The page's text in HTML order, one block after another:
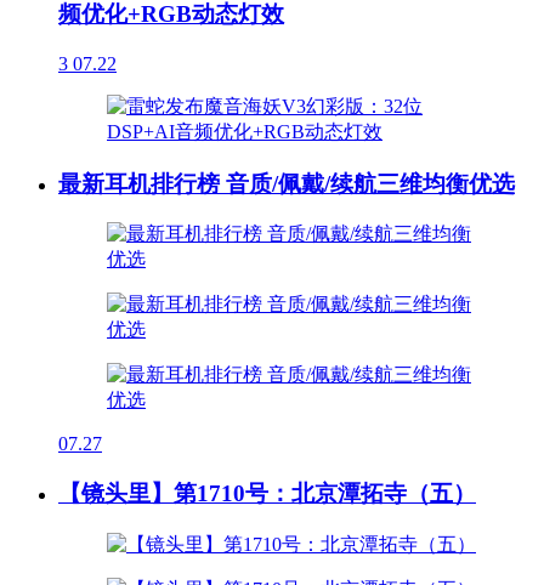
频优化+RGB动态灯效
3 07.22
最新耳机排行榜 音质/佩戴/续航三维均衡优选
07.27
【镜头里】第1710号：北京潭拓寺（五）